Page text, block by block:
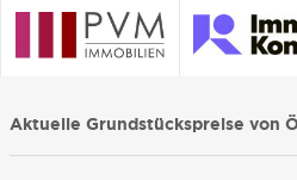
Aktuelle Grundstückspreise von